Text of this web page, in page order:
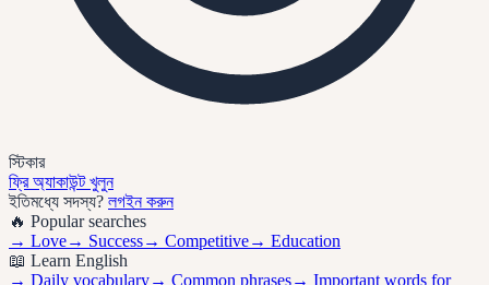
স্টিকার
ফ্রি অ্যাকাউন্ট খুলুন
ইতিমধ্যে সদস্য? লগইন করুন
🔥 Popular searches
→ Love→ Success→ Competitive→ Education
📖 Learn English
→ Daily vocabulary→ Common phrases→ Important words for